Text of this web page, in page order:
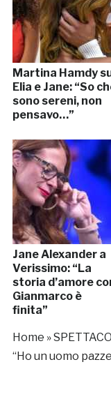
Martina Hamdy
Elia e Jane: “So
sono sereni, non
pensavo…”
Jane Alexander a
Verissimo: “La
storia d’amore
Gianmarco è
finita”
Home »
“Ho un uomo